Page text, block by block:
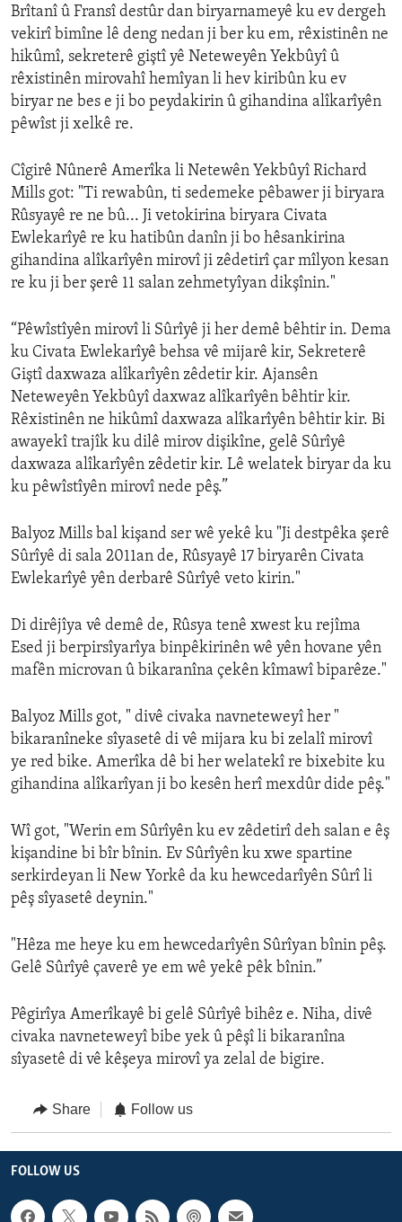
Brîtanî û Fransî destûr dan biryarnameyê ku ev dergeh
vekirî bimîne lê deng nedan ji ber ku em, rêxistinên ne
hikûmî, sekreterê giştî yê Neteweyên Yekbûyî û
rêxistinên mirovahî hemîyan li hev kiribûn ku ev
biryar ne bes e ji bo peydakirin û gihandina alîkarîyên
pêwîst ji xelkê re.
Cîgirê Nûnerê Amerîka li Netewên Yekbûyî Richard
Mills got: "Ti rewabûn, ti sedemeke pêbawer ji biryara
Rûsyayê re ne bû... Ji vetokirina biryara Civata
Ewlekarîyê re ku hatibûn danîn ji bo hêsankirina
gihandina alîkarîyên mirovî ji zêdetirî çar mîlyon kesan
re ku ji ber şerê 11 salan zehmetyîyan dikşînin."
“Pêwîstîyên mirovî li Sûrîyê ji her demê bêhtir in. Dema
ku Civata Ewlekarîyê behsa vê mijarê kir, Sekreterê
Giştî daxwaza alîkarîyên zêdetir kir. Ajansên
Neteweyên Yekbûyî daxwaz alîkarîyên bêhtir kir.
Rêxistinên ne hikûmî daxwaza alîkarîyên bêhtir kir. Bi
awayekî trajîk ku dilê mirov dişikîne, gelê Sûrîyê
daxwaza alîkarîyên zêdetir kir. Lê welatek biryar da ku
ku pêwîstîyên mirovî nede pêş.”
Balyoz Mills bal kişand ser wê yekê ku "Ji destpêka şerê
Sûrîyê di sala 2011an de, Rûsyayê 17 biryarên Civata
Ewlekarîyê yên derbarê Sûrîyê veto kirin."
Di dirêjîya vê demê de, Rûsya tenê xwest ku rejîma
Esed ji berpirsîyarîya binpêkirinên wê yên hovane yên
mafên microvan û bikaranîna çekên kîmawî biparêze."
Balyoz Mills got, " divê civaka navneteweyî her "
bikaranîneke sîyasetê di vê mijara ku bi zelalî mirovî
ye red bike. Amerîka dê bi her welatekî re bixebite ku
gihandina alîkarîyan ji bo kesên herî mexdûr dide pêş."
Wî got, "Werin em Sûrîyên ku ev zêdetirî deh salan e êş
kişandine bi bîr bînin. Ev Sûrîyên ku xwe spartine
serkirdeyan li New Yorkê da ku hewcedarîyên Sûrî li
pêş sîyasetê deynin."
"Hêza me heye ku em hewcedarîyên Sûrîyan bînin pêş.
Gelê Sûrîyê çaverê ye em wê yekê pêk bînin.”
Pêgirîya Amerîkayê bi gelê Sûrîyê bihêz e. Niha, divê
civaka navneteweyî bibe yek û pêşî li bikaranîna
sîyasetê di vê kêşeya mirovî ya zelal de bigire.
Share Follow us
FOLLOW US